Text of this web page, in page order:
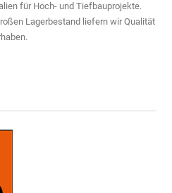
für Hoch- und Tiefbauprojekte.
Lagerbestand liefern wir Qualität